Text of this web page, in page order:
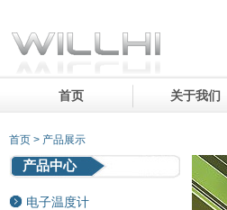
首页 关于我们
首页 > 产品展示
产品中心
电子温度计